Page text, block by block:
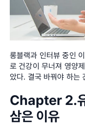
롱블랙과 인터뷰 중인
로 건강이 무너져 영양
았다. 결국 바꿔야 하는
Chapter 2.
삼은 이유